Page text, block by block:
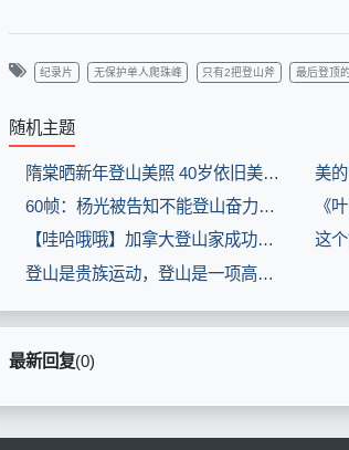
纪录片 无保护单人爬珠峰 只有2把登山斧 最后登顶
随机主题
隋棠晒新年登山美照 40岁依旧美如少女(8.3分娱乐片)
60帧：杨光被告知不能登山奋力争取(8.3分电影片)
【哇哈哦哦】加拿大登山家成功攀登尼亚加拉冰冻瀑布(8.3分体育片)
登山是贵族运动，登山是一项高危项目，中国登珠峰绕不开圣山(8.3分纪录片片)
最新回复(0)